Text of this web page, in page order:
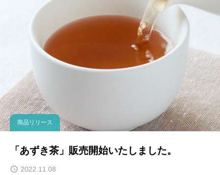
商品リリース
「あずき茶」販売開始いたしました。
2022.11.08